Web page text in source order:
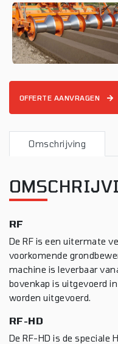
OFFERTE AANVRAGEN
Omschrijving
RF
De RF is een uitermate
voorkomende
machine is leverbaar
bovenkap is uitgevoerd
worden uitgevoerd.
RF-HD
De RF-HD is de speciale